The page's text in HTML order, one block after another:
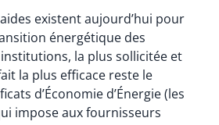
existent aujourd’hui pour
énergétique des
la plus sollicitée et
la plus efficace reste le
d’Économie d’Énergie (les
impose aux fournisseurs